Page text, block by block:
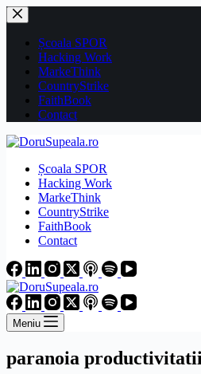
Sari
la
conținutȘcoala SPOR
Hacking Work
MarkeThink
CountryStrike
FaithBook
Contact
Școala SPOR
Hacking Work
MarkeThink
CountryStrike
FaithBook
Contact
Meniu
paranoia productivitatii